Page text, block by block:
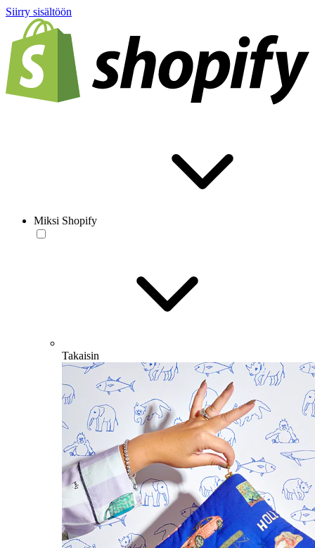
Siirry sisältöön
Miksi Shopify
Takaisin